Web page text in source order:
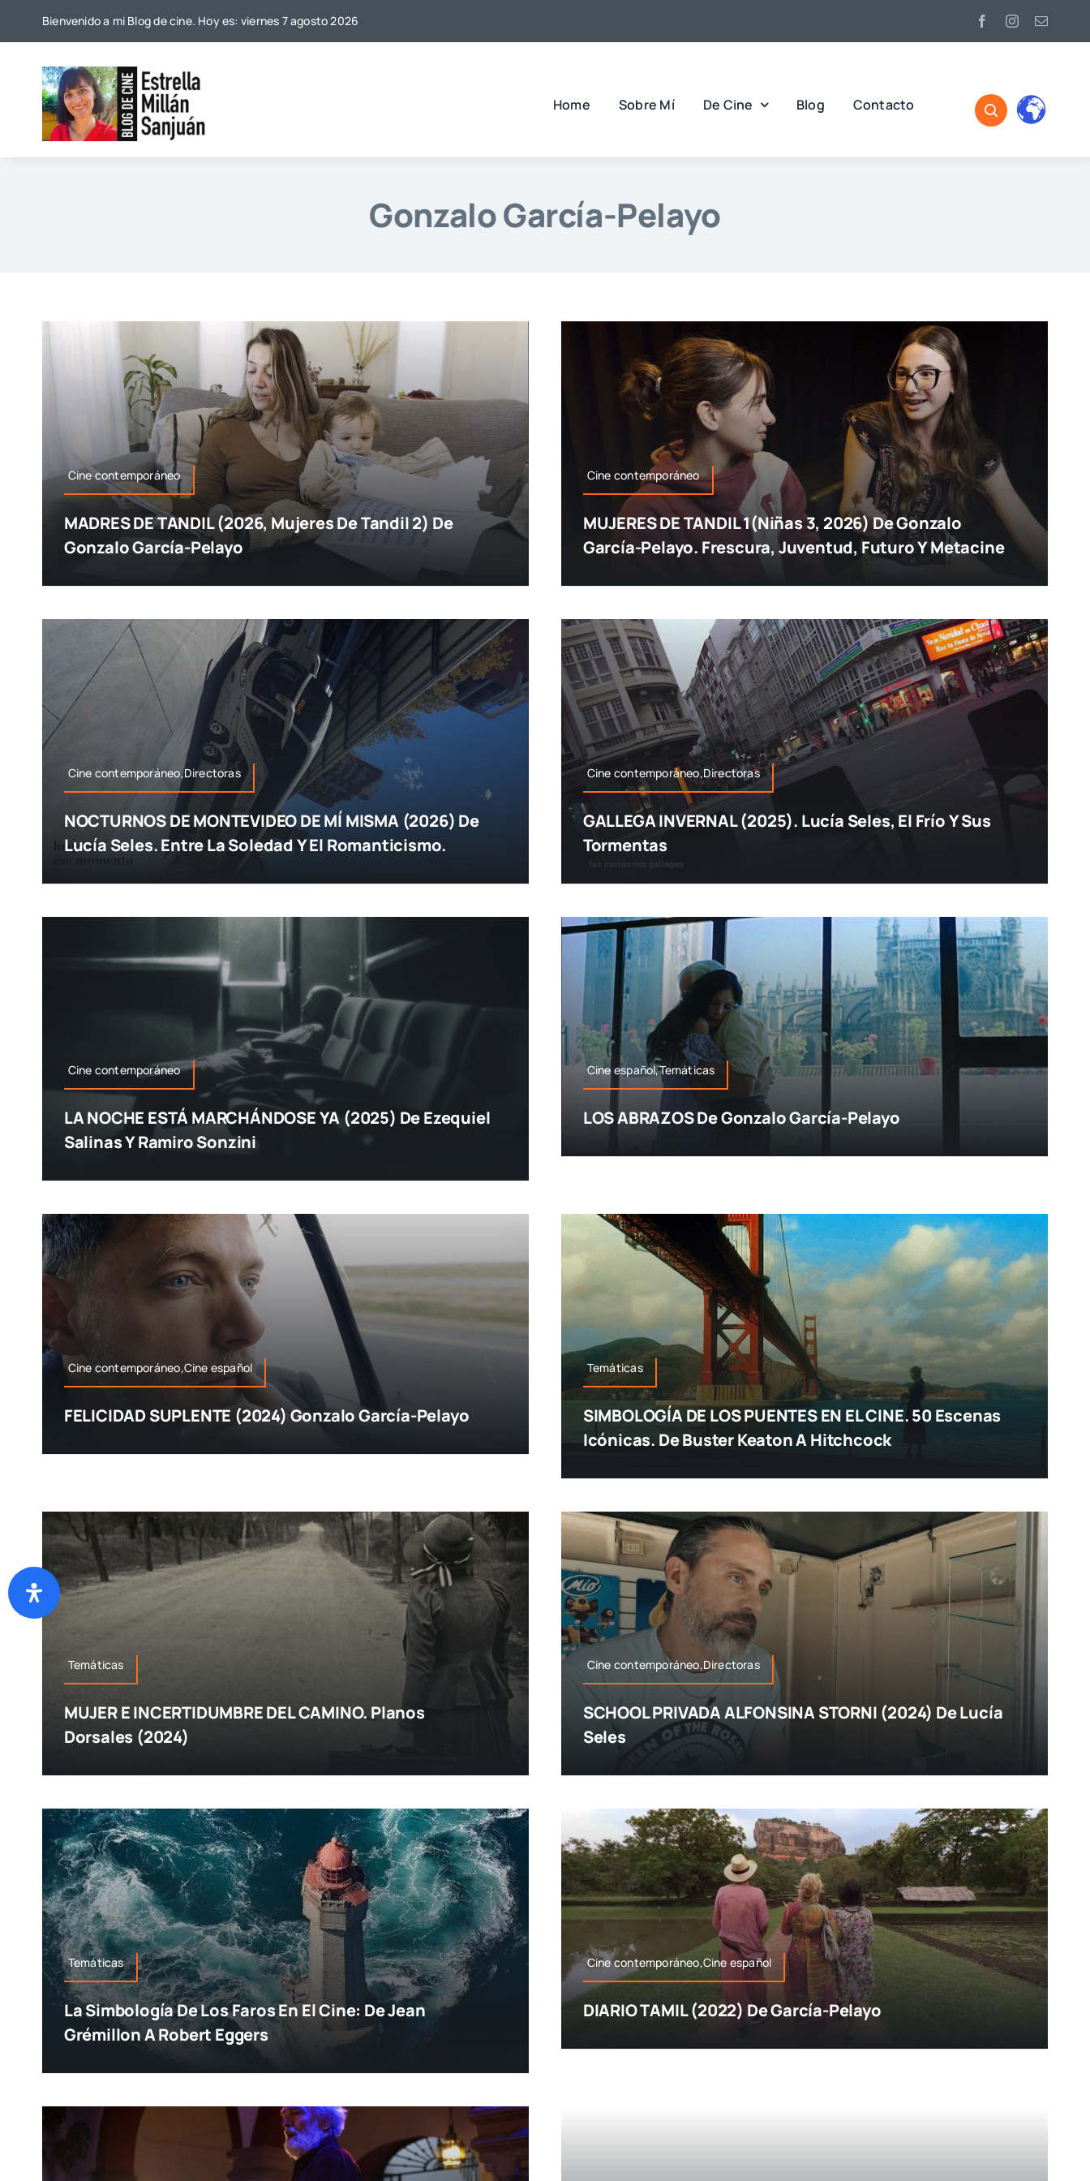
Bienvenido a mi Blog de cine. Hoy es: viernes 7 agosto 2026
Home Sobre Mí De Cine Blog Contacto
Gonzalo García-Pelayo
Cine contemporáneo
MADRES DE TANDIL (2026, Mujeres De Tandil 2) De
Gonzalo García-Pelayo
Cine contemporáneo
MUJERES DE TANDIL 1(Niñas 3, 2026) De Gonzalo
García-Pelayo. Frescura, Juventud, Futuro Y Metacine
Cine contemporáneo,Directoras
NOCTURNOS DE MONTEVIDEO DE MÍ MISMA (2026) De
Lucía Seles. Entre La Soledad Y El Romanticismo.
Cine contemporáneo,Directoras
GALLEGA INVERNAL (2025). Lucía Seles, El Frío Y Sus
Tormentas
Cine contemporáneo
LA NOCHE ESTÁ MARCHÁNDOSE YA (2025) De Ezequiel
Salinas Y Ramiro Sonzini
Cine español,Temáticas
LOS ABRAZOS De Gonzalo García-Pelayo
Cine contemporáneo,Cine español
FELICIDAD SUPLENTE (2024) Gonzalo García-Pelayo
Temáticas
SIMBOLOGÍA DE LOS PUENTES EN EL CINE. 50 Escenas
Icónicas. De Buster Keaton A Hitchcock
Temáticas
MUJER E INCERTIDUMBRE DEL CAMINO. Planos
Dorsales (2024)
Cine contemporáneo,Directoras
SCHOOL PRIVADA ALFONSINA STORNI (2024) De Lucía
Seles
Temáticas
La Simbología De Los Faros En El Cine: De Jean
Grémillon A Robert Eggers
Cine contemporáneo,Cine español
DIARIO TAMIL (2022) De García-Pelayo